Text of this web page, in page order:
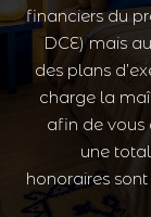
financiers du
DCE) mais
des plans
charge la
afin de vous
une
honoraires